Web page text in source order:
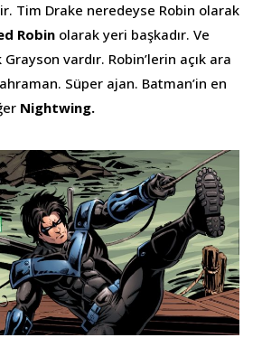
Tim Drake neredeyse Robin olarak
Robin olarak yeri başkadır. Ve
vardır. Robin’lerin açık ara
Süper ajan. Batman’in en
Nightwing.